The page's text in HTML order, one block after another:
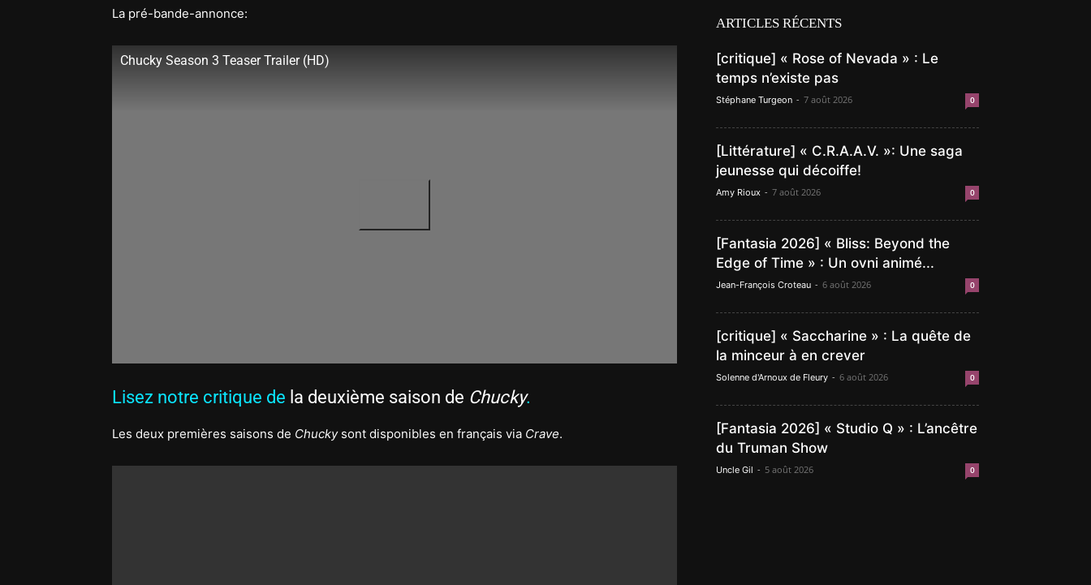
La pré-bande-annonce:
Chucky Season 3 Teaser Trailer (HD)
Lisez notre critique de la deuxième saison de Chucky.
Les deux premières saisons de Chuckysont disponibles en français via Crave.
ARTICLES RÉCENTS
[critique] « Rose of Nevada » : Le
temps n’existe pas
Stéphane Turgeon - 7 août 2026 0
[Littérature] « C.R.A.A.V. »: Une saga
jeunesse qui décoiffe!
Amy Rioux - 7 août 2026 0
[Fantasia 2026] « Bliss: Beyond the
Edge of Time » : Un ovni animé...
Jean-François Croteau - 6 août 2026 0
[critique] « Saccharine » : La quête de
la minceur à en crever
Solenne d'Arnoux de Fleury - 6 août 2026 0
[Fantasia 2026] « Studio Q » : L’ancêtre
du Truman Show
Uncle Gil - 5 août 2026 0